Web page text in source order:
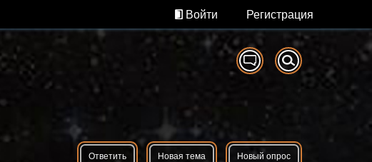
Войти Регистрация
Ответить Новая тема Новый опрос